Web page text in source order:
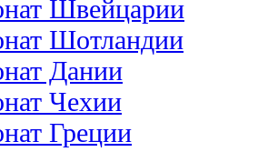
Швейцарии
Шотландии
Дании
Чехии
Греции